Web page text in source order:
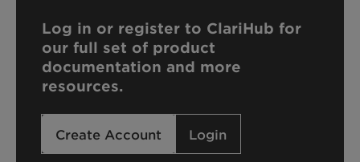
Log in or register to ClariHub for
our full set of product
documentation and more
resources.
Create Account Login